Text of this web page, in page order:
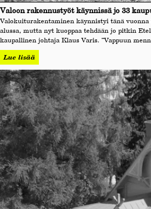
Valoon rakennustyöt käynnissä jo 33
Valokuiturakentaminen käynnistyi tänä
alussa, mutta nyt kuoppaa tehdään jo pitkin
kaupallinen johtaja Klaus Varis. ”Vappuun
Lue lisää